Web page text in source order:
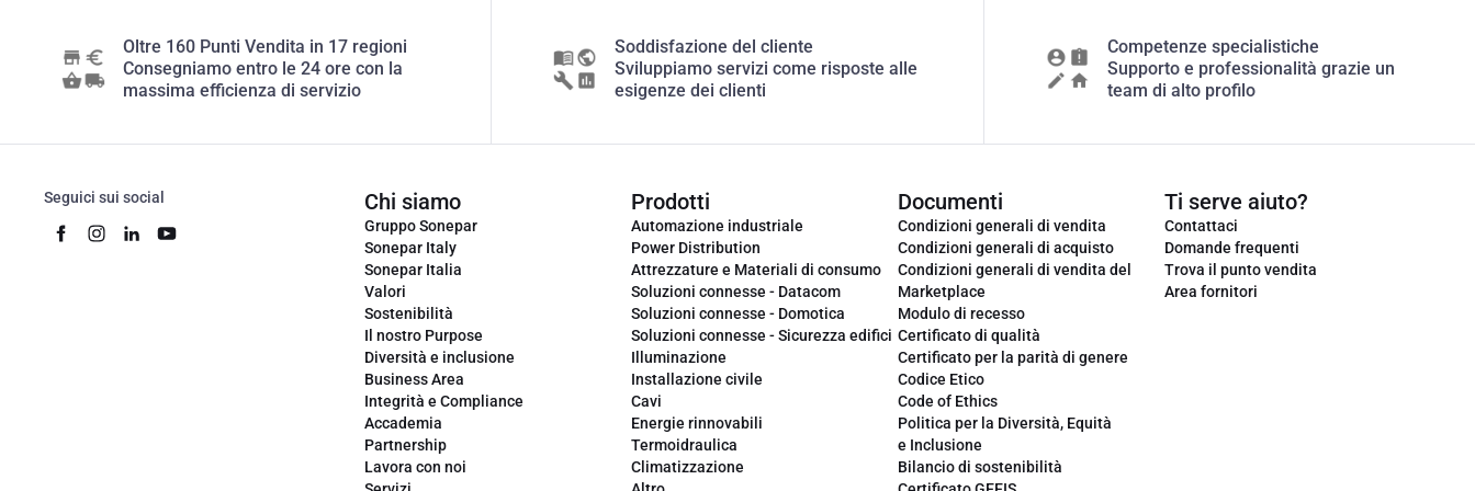
Oltre 160 Punti Vendita in 17 regioni
Consegniamo entro le 24 ore con la
massima efficienza di servizio
Soddisfazione del cliente
Sviluppiamo servizi come risposte alle
esigenze dei clienti
Competenze specialistiche
Supporto e professionalità grazie un
team di alto profilo
Seguici sui social Chi siamo
Gruppo Sonepar
Sonepar Italy
Sonepar Italia
Valori
Sostenibilità
Il nostro Purpose
Diversità e inclusione
Business Area
Integrità e Compliance
Accademia
Partnership
Lavora con noi
Prodotti
Automazione industriale
Power Distribution
Attrezzature e Materiali di consumo
Soluzioni connesse - Datacom
Soluzioni connesse - Domotica
Soluzioni connesse - Sicurezza edifici
Illuminazione
Installazione civile
Cavi
Energie rinnovabili
Termoidraulica
Climatizzazione
Documenti
Condizioni generali di vendita
Condizioni generali di acquisto
Condizioni generali di vendita del
Marketplace
Modulo di recesso
Certificato di qualità
Certificato per la parità di genere
Codice Etico
Code of Ethics
Politica per la Diversità, Equità
e Inclusione
Bilancio di sostenibilità
Ti serve aiuto?
Contattaci
Domande frequenti
Trova il punto vendita
Area fornitori